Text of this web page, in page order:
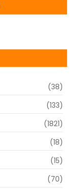
(38)
(133)
(1821)
(18)
(15)
(70)